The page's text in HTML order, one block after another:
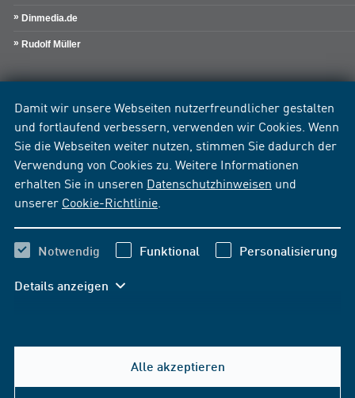
Damit wir unsere Webseiten nutzerfreundlicher gestalten
und fortlaufend verbessern, verwenden wir Cookies. Wenn
Sie die Webseiten weiter nutzen, stimmen Sie dadurch der
Verwendung von Cookies zu. Weitere Informationen
erhalten Sie in unseren Datenschutzhinweisen und
unserer Cookie-Richtlinie
Notwendig Funktional Personalisierung
Details anzeigen
Alle akzeptieren
Dinmedia.de
Rudolf Müller
Hilfe & Kontakt